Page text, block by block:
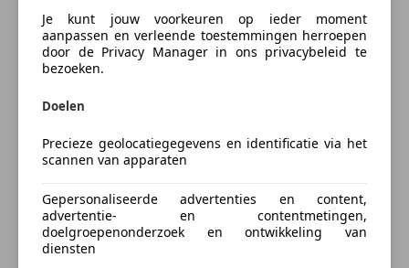
Inruil: Kopen en verkopen gemakkelijk in één stap
Ik wil mijn auto inruilen (vrijblijvend)
Naam
Je kunt jouw voorkeuren op ieder moment
aanpassen en verleende toestemmingen herroepen
door de Privacy Manager in ons privacybeleid te
bezoeken.
Doelen
Precieze geolocatiegegevens en identificatie via het
scannen van apparaten
Gepersonaliseerde advertenties en content,
advertentie- en contentmetingen,
doelgroepenonderzoek en ontwikkeling van
diensten